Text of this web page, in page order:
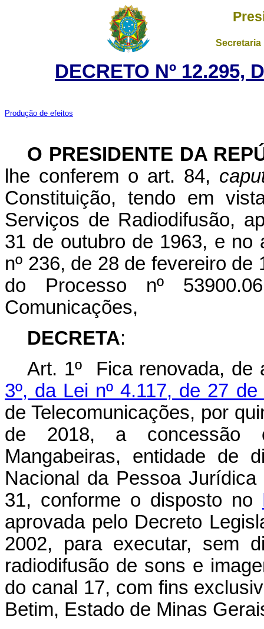
DECRETO Nº 12.295,
Produção de efeitos
O PRESIDENTE DA
lhe conferem o art. 84,
Constituição, tendo em
Serviços de Radiodifusão,
31 de outubro de 1963, e
nº 236, de 28 de fevereiro
do Processo nº
Comunicações,
DECRETA:
Art. 1º Fica renovada,
3º, da Lei nº 4.117, de 27
de Telecomunicações, por
de 2018, a concessão
Mangabeiras, entidade de
Nacional da Pessoa
31, conforme o disposto no
aprovada pelo Decreto
2002, para executar, sem
radiodifusão de sons e
do canal 17, com fins
Betim, Estado de Minas